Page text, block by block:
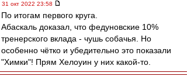
31 окт 2022 23:58
По итогам первого круга.
Абаскаль доказал, что федуновские 10%
тренерского вклада - чушь собачья. Но
особенно чётко и убедительно это показали
"Химки"! Прям Хелоуин у них какой-то.